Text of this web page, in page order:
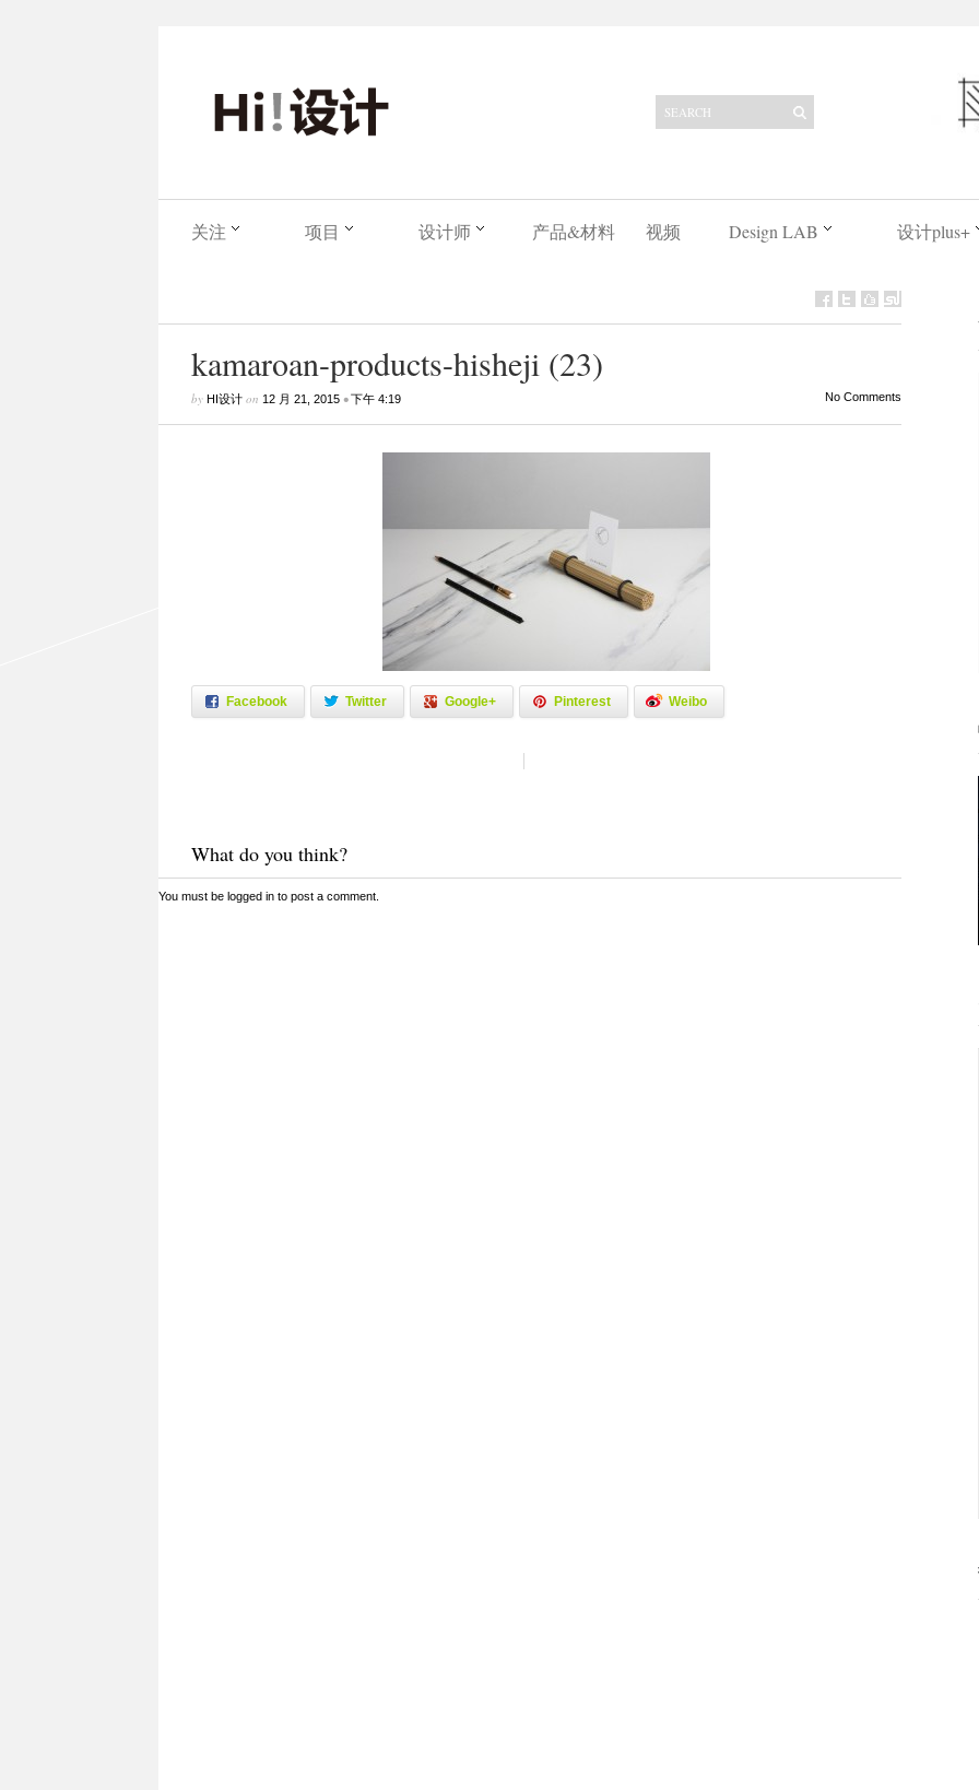
关注 项目 设计师 产品&材料 视频 Design LAB 设计plus+
kamaroan-products-hisheji (23)
by HI设计on 12 月 21, 2015•下午 4:19 No Comments
Facebook Twitter Google+ Pinterest Weibo
What do you think?
You must be logged into post a comment.